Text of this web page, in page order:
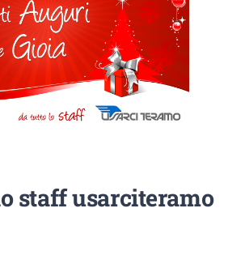
staff usarciteramo